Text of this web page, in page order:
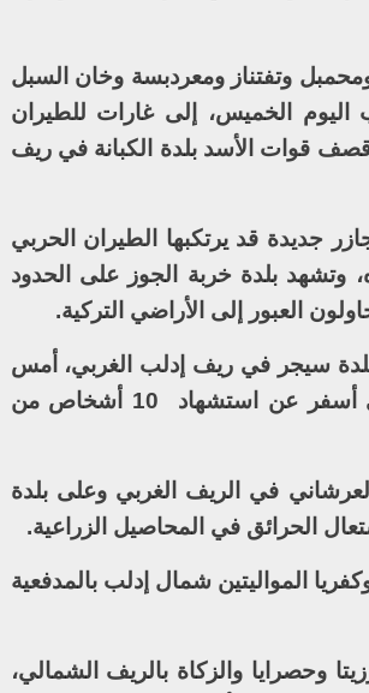
وتفتناز ومعردبسة وخان السبل
الخميس، إلى غارات للطيران
قوات الأسد بلدة الكبانة في ريف
جديدة قد يرتكبها الطيران الحربي
وتشهد بلدة خربة الجوز على الحدود
العبور إلى الأراضي التركية.
سيجر في ريف إدلب الغربي، أمس
الأربعاء، مستهدفا مركز بيع للمحروقات ومحطة ضخ للمياه، الأمر الذي أسفر عن استشهاد 10 أشخاص من
في الريف الغربي وعلى بلدة
الحرائق في المحاصيل الزراعية.
المواليتين شمال إدلب بالمدفعية
وحصرايا والزكاة بالريف الشمالي،